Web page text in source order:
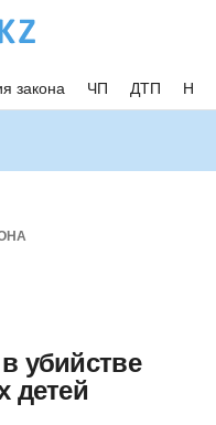
закона ЧП ДТП
убийстве
детей